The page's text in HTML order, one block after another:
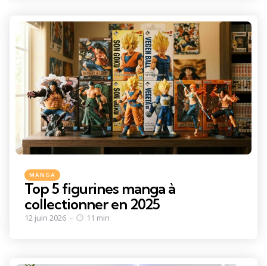
Categories
Posted
in
MANGA
Top 5 figurines manga à
collectionner en 2025
12 juin 2026 11 min